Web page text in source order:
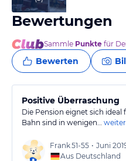
Bewertungen
Sammle Punkte für
Bewerten
Positive Überraschung
Die Pension eignet sich ideal
Bahn sind in wenigen…
Frank51-55 • Juni
Aus Deutschland